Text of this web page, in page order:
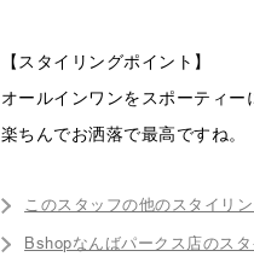
【スタイリングポイント】
オールインワンをスポーティー
楽ちんでお洒落で最高ですね。
このスタッフの他のスタイリ
Bshopなんばパークス店のス